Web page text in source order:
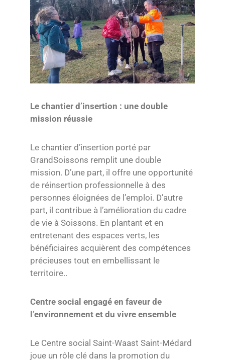
Le chantier d’insertion : une double
mission réussie
Le chantier d’insertion porté par
GrandSoissons remplit une double
mission. D’une part, il offre une opportunité
de réinsertion professionnelle à des
personnes éloignées de l’emploi. D’autre
part, il contribue à l’amélioration du cadre
de vie à Soissons. En plantant et en
entretenant des espaces verts, les
bénéficiaires acquièrent des compétences
précieuses tout en embellissant le
territoire..
Centre social engagé en faveur de
l’environnement et du vivre ensemble
Le Centre social Saint-Waast Saint-Médard
joue un rôle clé dans la promotion du